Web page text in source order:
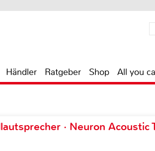
Händler Ratgeber Shop All you
· Neuron Acoustic